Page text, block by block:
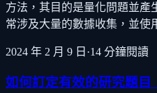
方法，其目的是量化問題並產
常涉及大量的數據收集，並使
2024 年 2 月 9 日 ·14 分鐘閱讀
如何訂定有效的研究題目